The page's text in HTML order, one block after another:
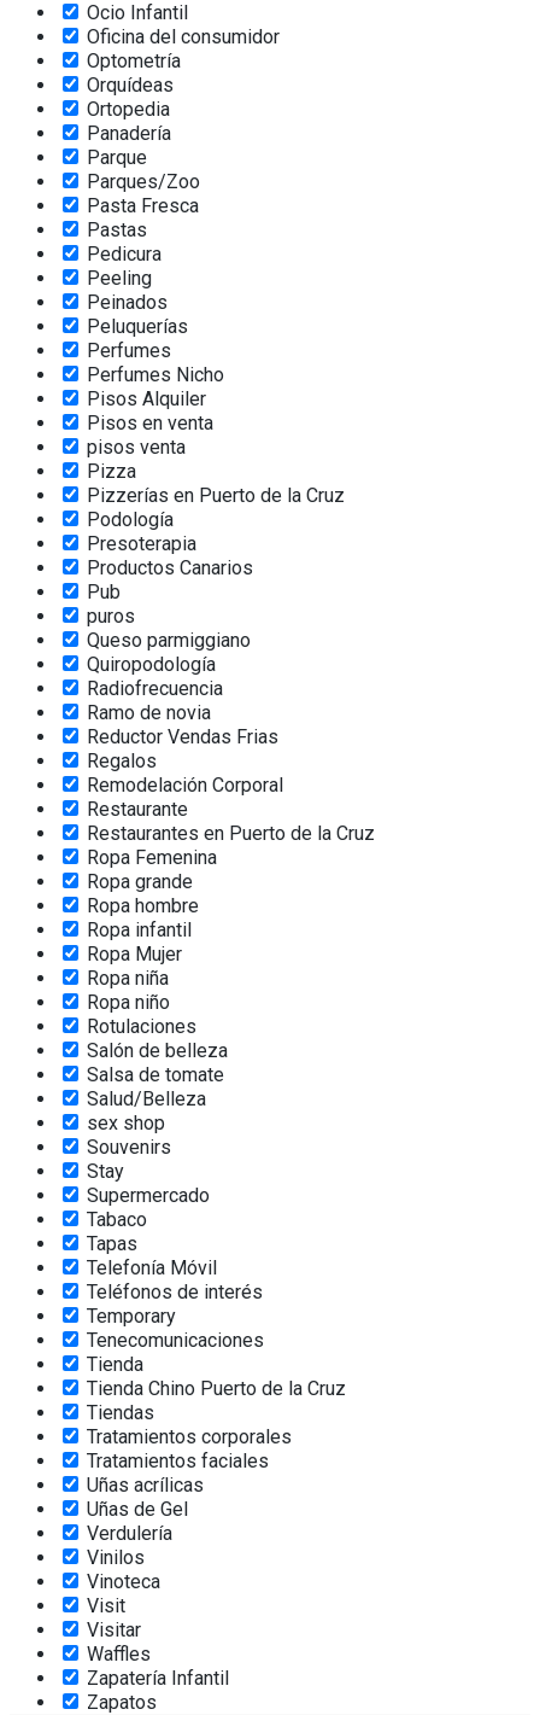
Ocio Infantil
Oficina del consumidor
Optometría
Orquídeas
Ortopedia
Panadería
Parque
Parques/Zoo
Pasta Fresca
Pastas
Pedicura
Peeling
Peinados
Peluquerías
Perfumes
Perfumes Nicho
Pisos Alquiler
Pisos en venta
pisos venta
Pizza
Pizzerías en Puerto de la Cruz
Podología
Presoterapia
Productos Canarios
Pub
puros
Queso parmiggiano
Quiropodología
Radiofrecuencia
Ramo de novia
Reductor Vendas Frias
Regalos
Remodelación Corporal
Restaurante
Restaurantes en Puerto de la Cruz
Ropa Femenina
Ropa grande
Ropa hombre
Ropa infantil
Ropa Mujer
Ropa niña
Ropa niño
Rotulaciones
Salón de belleza
Salsa de tomate
Salud/Belleza
sex shop
Souvenirs
Stay
Supermercado
Tabaco
Tapas
Telefonía Móvil
Teléfonos de interés
Temporary
Tenecomunicaciones
Tienda
Tienda Chino Puerto de la Cruz
Tiendas
Tratamientos corporales
Tratamientos faciales
Uñas acrílicas
Uñas de Gel
Verdulería
Vinilos
Vinoteca
Visit
Visitar
Waffles
Zapatería Infantil
Zapatos